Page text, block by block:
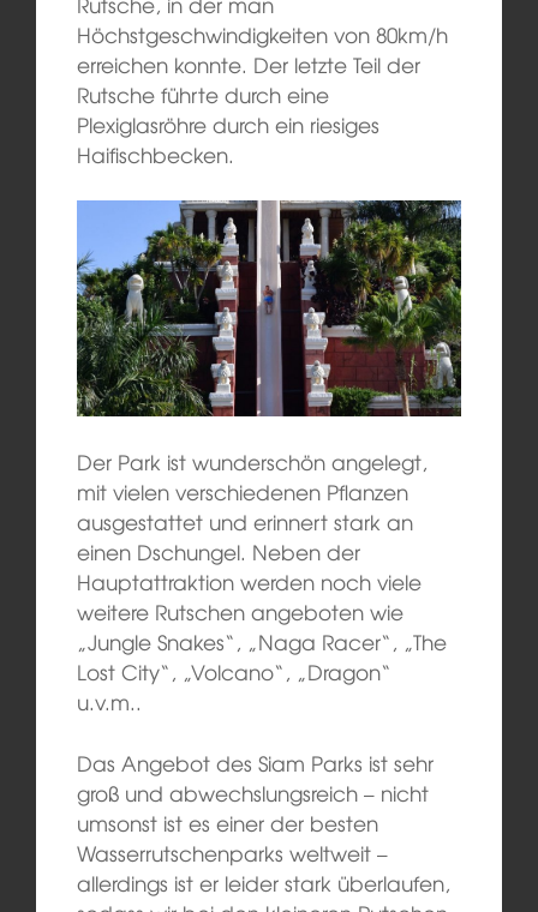
Höchstgeschwindigkeiten von 80km/h
erreichen konnte. Der letzte Teil der
Rutsche führte durch eine
Plexiglasröhre durch ein riesiges
Haifischbecken.
Der Park ist wunderschön angelegt,
mit vielen verschiedenen Pflanzen
ausgestattet und erinnert stark an
einen Dschungel. Neben der
Hauptattraktion werden noch viele
weitere Rutschen angeboten wie
„Jungle Snakes“, „Naga Racer“, „The
Lost City“, „Volcano“, „Dragon“
u.v.m..
Das Angebot des Siam Parks ist sehr
groß und abwechslungsreich – nicht
umsonst ist es einer der besten
Wasserrutschenparks weltweit –
allerdings ist er leider stark überlaufen,